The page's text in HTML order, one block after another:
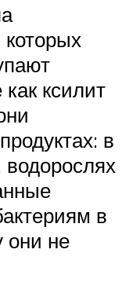
ксилит
в
водорослях
в
они не